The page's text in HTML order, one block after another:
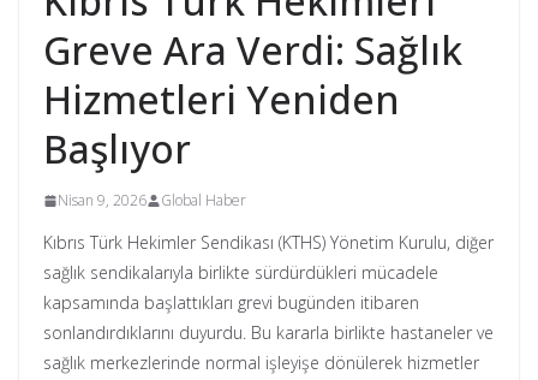
Greve Ara Verdi: Sağlık
Hizmetleri Yeniden
Başlıyor
Nisan 9, 2026 Global Haber
Kıbrıs Türk Hekimler Sendikası (KTHS) Yönetim Kurulu, diğer
sağlık sendikalarıyla birlikte sürdürdükleri mücadele
kapsamında başlattıkları grevi bugünden itibaren
sonlandırdıklarını duyurdu. Bu kararla birlikte hastaneler ve
sağlık merkezlerinde normal işleyişe dönülerek hizmetler